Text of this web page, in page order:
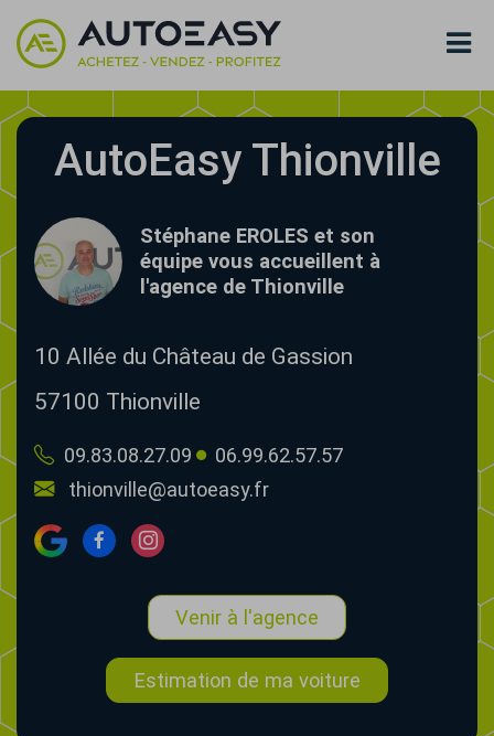
AutoEasy Thionville
Stéphane EROLES et son
équipe vous accueillent à
l'agence de Thionville
10 Allée du Château de Gassion
57100 Thionville
09.83.08.27.09
06.99.62.57.57
thionville@autoeasy.fr
Venir à l'agence
Estimation de ma voiture